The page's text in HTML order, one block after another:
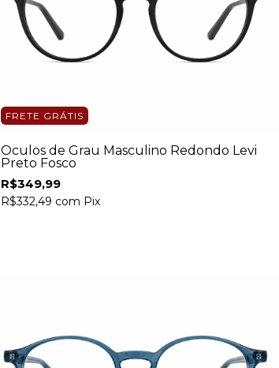
FRETE GRÁTIS
Óculos de Grau Masculino Redondo Levi
Preto Fosco
R$349,99
R$332,49 com Pix